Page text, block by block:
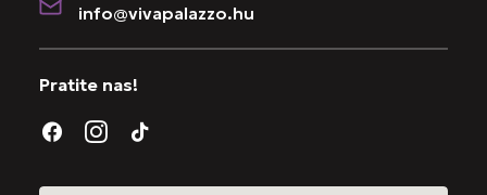
info@vivapalazzo.hu
Pratite nas!